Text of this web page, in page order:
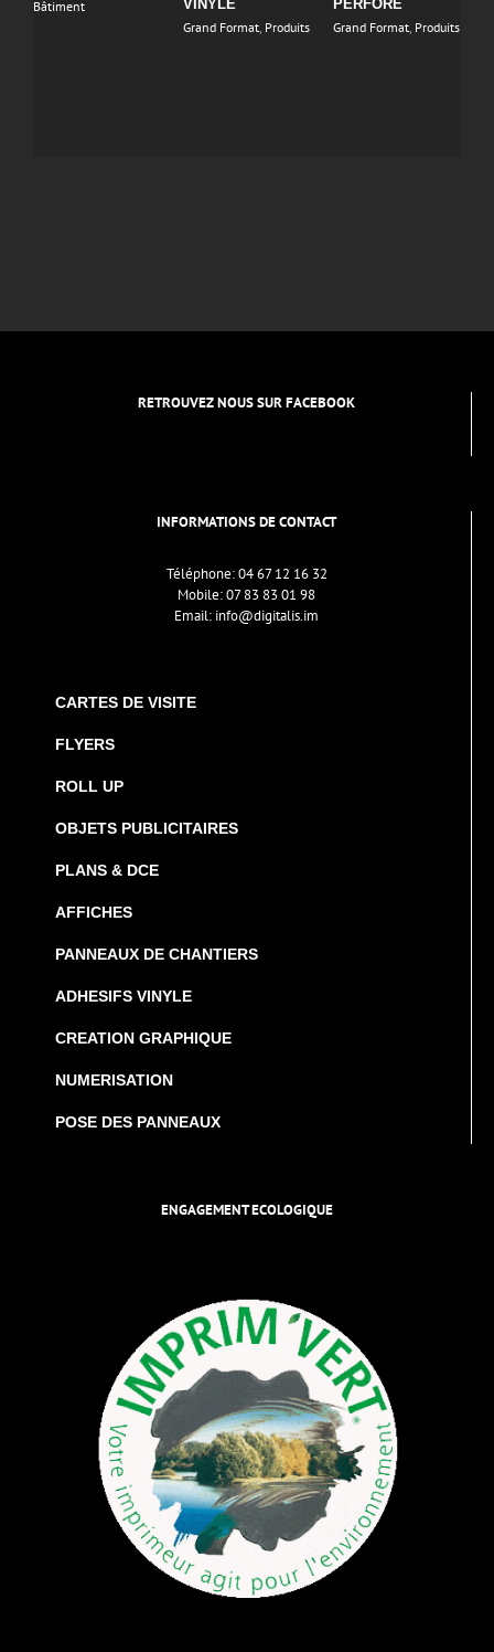
Bâtiment
VINYLE
Grand Format Produits
PERFORE
Grand Format Produits
RETROUVEZ NOUS SUR FACEBOOK
INFORMATIONS DE CONTACT
Téléphone:04 67 12 16 32
Mobile:07 83 83 01 98
Email: info@digitalis.im
CARTES DE VISITE
FLYERS
ROLL UP
OBJETS PUBLICITAIRES
PLANS & DCE
AFFICHES
PANNEAUX DE CHANTIERS
ADHESIFS VINYLE
CREATION GRAPHIQUE
NUMERISATION
POSE DES PANNEAUX
ENGAGEMENT ECOLOGIQUE